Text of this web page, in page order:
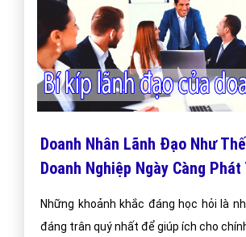
Doanh Nhân Lãnh Đạo Như
Doanh Nghiệp Ngày Càng Phát
Những khoảnh khắc đáng học hỏi là
đáng trân quý nhất để giúp ích cho